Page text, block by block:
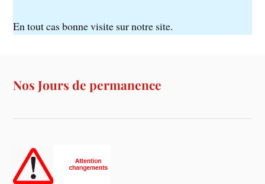
En tout cas bonne visite sur notre site.
Nos Jours de permanence